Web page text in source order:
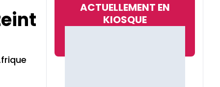
ACTUELLEMENT EN
KIOSQUE